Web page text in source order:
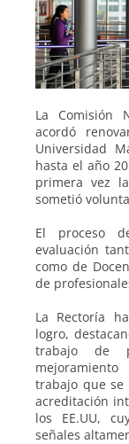
La Comisión
acordó
Universidad
hasta el año
primera vez
sometió
El proceso
evaluación
como de
de
La Rectoría
logro,
trabajo de
trabajo que se
acreditación
los EE.UU,
señales